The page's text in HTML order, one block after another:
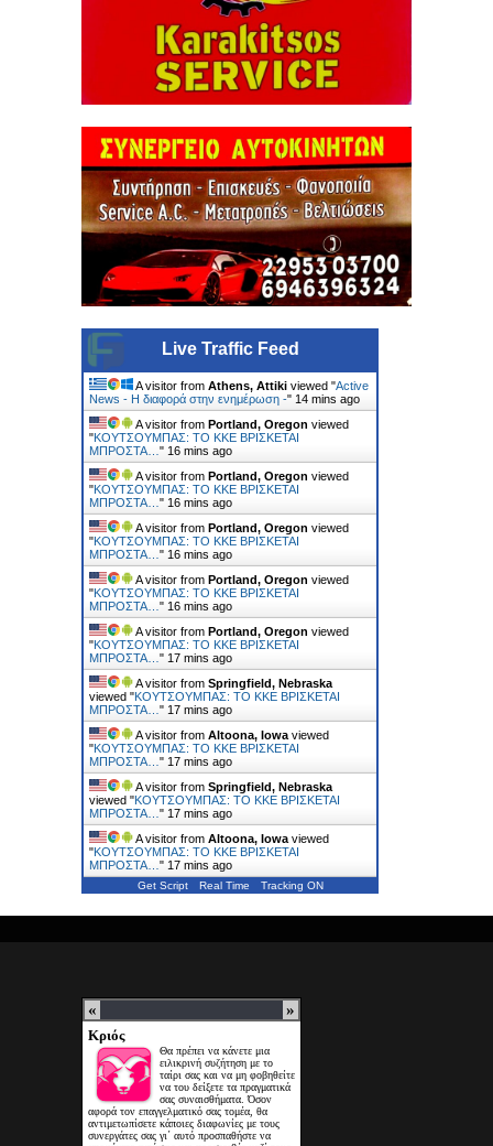
Live Traffic Feed
A visitor from Athens, Attiki viewed "Active
News - Η διαφορά στην ενημέρωση -" 14 mins ago
A visitor from Portland, Oregon viewed
"ΚΟΥΤΣΟΥΜΠΑΣ: TO KKE ΒΡΙΣΚΕΤΑΙ
ΜΠΡΟΣΤΑ… " 16 mins ago
A visitor from Portland, Oregon viewed
"ΚΟΥΤΣΟΥΜΠΑΣ: TO KKE ΒΡΙΣΚΕΤΑΙ
ΜΠΡΟΣΤΑ… " 16 mins ago
A visitor from Portland, Oregon viewed
"ΚΟΥΤΣΟΥΜΠΑΣ: TO KKE ΒΡΙΣΚΕΤΑΙ
ΜΠΡΟΣΤΑ… " 16 mins ago
A visitor from Portland, Oregon viewed
"ΚΟΥΤΣΟΥΜΠΑΣ: TO KKE ΒΡΙΣΚΕΤΑΙ
ΜΠΡΟΣΤΑ… " 16 mins ago
A visitor from Portland, Oregon viewed
"ΚΟΥΤΣΟΥΜΠΑΣ: TO KKE ΒΡΙΣΚΕΤΑΙ
ΜΠΡΟΣΤΑ… " 17 mins ago
A visitor from Springfield, Nebraska
viewed "ΚΟΥΤΣΟΥΜΠΑΣ: TO KKE ΒΡΙΣΚΕΤΑΙ
ΜΠΡΟΣΤΑ… " 17 mins ago
A visitor from Altoona, Iowa viewed
"ΚΟΥΤΣΟΥΜΠΑΣ: TO KKE ΒΡΙΣΚΕΤΑΙ
ΜΠΡΟΣΤΑ… " 17 mins ago
A visitor from Springfield, Nebraska
viewed "ΚΟΥΤΣΟΥΜΠΑΣ: TO KKE ΒΡΙΣΚΕΤΑΙ
ΜΠΡΟΣΤΑ… " 17 mins ago
A visitor from Altoona, Iowa viewed
"ΚΟΥΤΣΟΥΜΠΑΣ: TO KKE ΒΡΙΣΚΕΤΑΙ
ΜΠΡΟΣΤΑ… " 17 mins ago
Get Script Real Time Tracking ON